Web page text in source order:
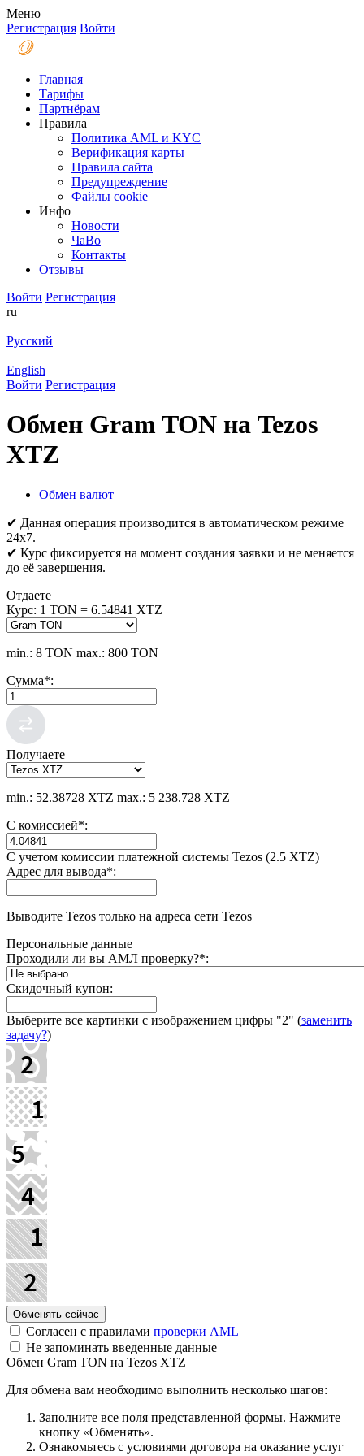
Меню
Регистрация Войти
Главная
Тарифы
Партнёрам
Правила
Политика AML и KYC
Верификация карты
Правила сайта
Предупреждение
Файлы coоkie
Инфо
Новости
ЧаВо
Контакты
Отзывы
Войти Регистрация
ru
Русский
English
Войти Регистрация
Обмен Gram TON на Tezos
XTZ
Обмен валют
✔ Данная операция производится в автоматическом режиме
24х7.
✔ Курс фиксируется на момент создания заявки и не меняется
до её завершения.
Отдаете
Курс: 1 TON = 6.54841 XTZ
min.: 8 TON max.: 800 TON
Сумма*:
Получаете
min.: 52.38728 XTZ max.: 5 238.728 XTZ
С комиссией*:
С учетом комиссии платежной системы Tezos (2.5 XTZ)
Адрес для вывода*:
Выводите Tezos только на адреса сети Tezos
Персональные данные
Проходили ли вы АМЛ проверку?*:
Скидочный купон:
Выберите все картинки с изображением цифры "2" (заменить
задачу?)
Согласен с правилами проверки AML
Не запоминать введенные данные
Обмен Gram TON на Tezos XTZ
Для обмена вам необходимо выполнить несколько шагов:
Заполните все поля представленной формы. Нажмите
кнопку «Обменять».
Ознакомьтесь с условиями договора на оказание услуг